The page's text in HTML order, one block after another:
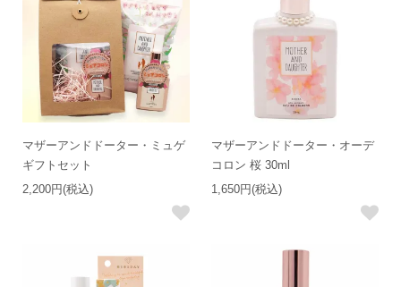
マザーアンドドーター・ミュゲ
ギフトセット
2,200円(税込)
マザーアンドドーター・オーデ
コロン 桜 30ml
1,650円(税込)